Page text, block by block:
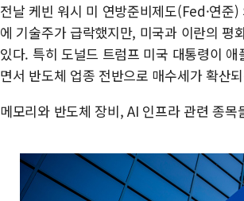
전날 케빈 워시 미 연방준비제도(Fed·연
에 기술주가 급락했지만, 미국과 이란의 평
있다. 특히 도널드 트럼프 미국 대통령이
면서 반도체 업종 전반으로 매수세가 확산
메모리와 반도체 장비, AI 인프라 관련 종